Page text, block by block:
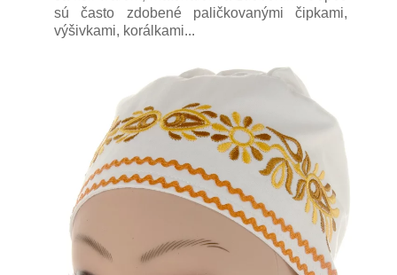
sú často zdobené paličkovanými čipkami,
výšivkami, korálkami...